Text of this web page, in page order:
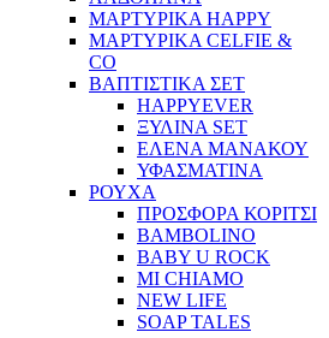
ΜΑΡΤΥΡΙΚΑ HAPPY
ΜΑΡΤΥΡΙΚΑ CELFIE &
CO
ΒΑΠΤΙΣΤΙΚΑ ΣΕΤ
HAPPYEVER
ΞΥΛΙΝΑ SET
ΕΛΕΝΑ ΜΑΝΑΚΟΥ
ΥΦΑΣΜΑΤΙΝΑ
ΡΟΥΧΑ
ΠΡΟΣΦΟΡΑ ΚΟΡΙΤΣΙ
BAMBOLINO
BABY U ROCK
MI CHIAMO
NEW LIFE
SOAP TALES